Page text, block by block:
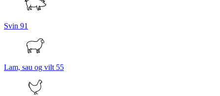
Svin 91
Lam, sau og vilt 55